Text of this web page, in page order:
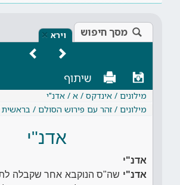
מסך חיפוש וירא ×
שיתוף
מילונים / אינדקס / א / אדנ"י
מילונים / זהר עם פירוש הסולם / בראשית
אדנ"י
אדנ"י
אדנ"י שה"ס הנוקבא אחר שקבלה